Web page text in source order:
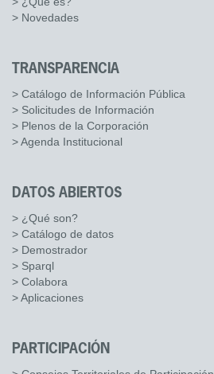
> Novedades
TRANSPARENCIA
> Catálogo de Información Pública
> Solicitudes de Información
> Plenos de la Corporación
> Agenda Institucional
DATOS ABIERTOS
> ¿Qué son?
> Catálogo de datos
> Demostrador
> Sparql
> Colabora
> Aplicaciones
PARTICIPACIÓN